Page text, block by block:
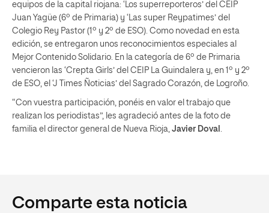
equipos de la capital riojana: ‘Los superreporteros’ del CEIP
Juan Yagüe (6º de Primaria) y ‘Las super Reypatimes’ del
Colegio Rey Pastor (1º y 2º de ESO). Como novedad en esta
edición, se entregaron unos reconocimientos especiales al
Mejor Contenido Solidario. En la categoría de 6º de Primaria
vencieron las ‘Crepta Girls’ del CEIP La Guindalera y, en 1º y 2º
de ESO, el ‘J Times Ñoticias’ del Sagrado Corazón, de Logroño.
“Con vuestra participación, ponéis en valor el trabajo que
realizan los periodistas”, les agradeció antes de la foto de
familia el director general de Nueva Rioja, Javier Doval .
Comparte esta noticia